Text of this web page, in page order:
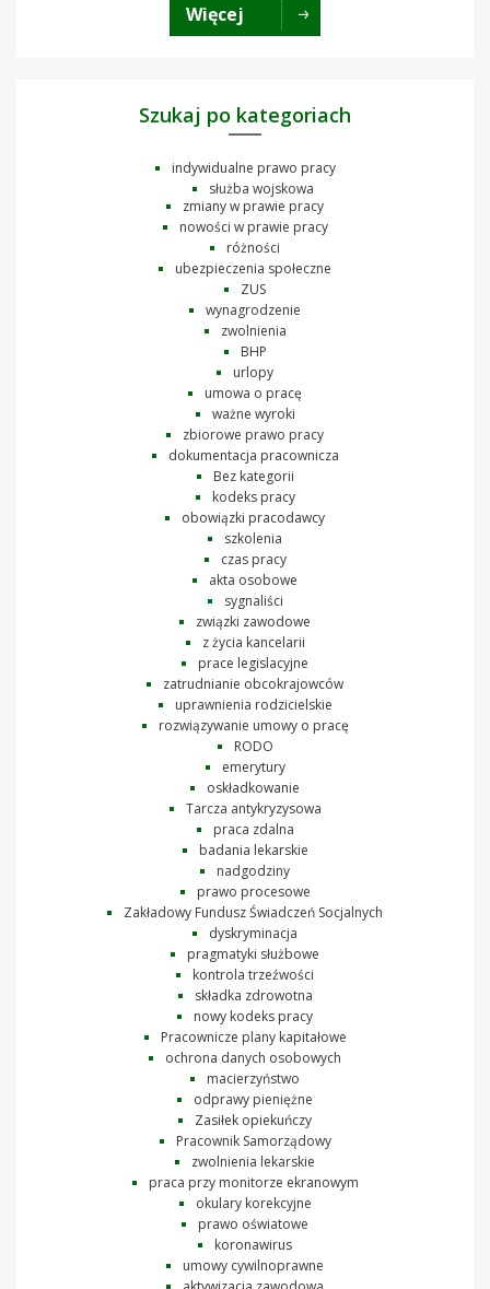
Więcej
Szukaj po kategoriach
indywidualne prawo pracy
służba wojskowa
zmiany w prawie pracy
nowości w prawie pracy
różności
ubezpieczenia społeczne
ZUS
wynagrodzenie
zwolnienia
BHP
urlopy
umowa o pracę
ważne wyroki
zbiorowe prawo pracy
dokumentacja pracownicza
Bez kategorii
kodeks pracy
obowiązki pracodawcy
szkolenia
czas pracy
akta osobowe
sygnaliści
związki zawodowe
z życia kancelarii
prace legislacyjne
zatrudnianie obcokrajowców
uprawnienia rodzicielskie
rozwiązywanie umowy o pracę
RODO
emerytury
oskładkowanie
Tarcza antykryzysowa
praca zdalna
badania lekarskie
nadgodziny
prawo procesowe
Zakładowy Fundusz Świadczeń Socjalnych
dyskryminacja
pragmatyki służbowe
kontrola trzeźwości
składka zdrowotna
nowy kodeks pracy
Pracownicze plany kapitałowe
ochrona danych osobowych
macierzyństwo
odprawy pieniężne
Zasiłek opiekuńczy
Pracownik Samorządowy
zwolnienia lekarskie
praca przy monitorze ekranowym
okulary korekcyjne
prawo oświatowe
koronawirus
umowy cywilnoprawne